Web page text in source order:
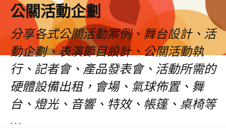
公關活動企劃
分享各式公關活動案例、舞台設計、活
動企劃、表演節目設計、公關活動執
行、記者會、產品發表會、活動所需的
硬體設備出租，會場、氣球佈置、舞
台、燈光、音響、特效、帳篷、桌椅等
…